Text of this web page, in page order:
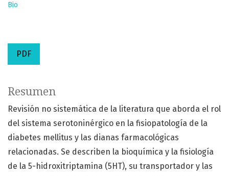
Bio
PDF
Resumen
Revisión no sistemática de la literatura que aborda el rol
del sistema serotoninérgico en la fisiopatología de la
diabetes mellitus y las dianas farmacológicas
relacionadas. Se describen la bioquímica y la fisiología
de la 5-hidroxitriptamina (5HT), su transportador y las